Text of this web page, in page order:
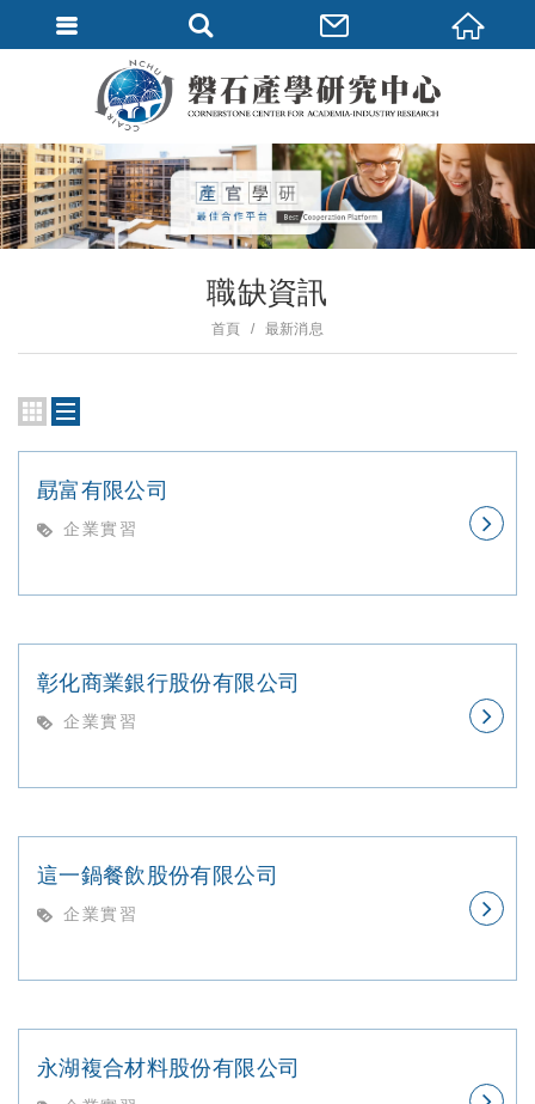
職缺資訊
首頁 最新消息
勗富有限公司
企業實習
彰化商業銀行股份有限公司
企業實習
這一鍋餐飲股份有限公司
企業實習
永湖複合材料股份有限公司